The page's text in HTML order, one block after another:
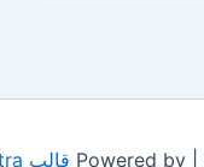
قالب Astra للووردبريس